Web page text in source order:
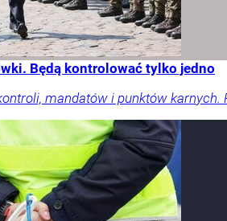
Będą kontrolować tylko jedno
mandatów i punktów